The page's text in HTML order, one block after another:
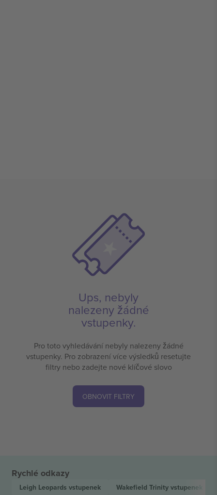
Ups, nebyly
nalezeny žádné
vstupenky.
Pro toto vyhledávání nebyly nalezeny žádné
vstupenky. Pro zobrazení více výsledků resetujte
filtry nebo zadejte nové klíčové slovo
OBNOVIT FILTRY
Rychlé odkazy
Leigh Leopards vstupenek Wakefield Trinity vstupenek